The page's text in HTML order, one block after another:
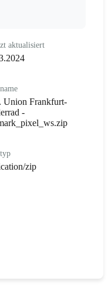
aktualisiert
Union Frankfurt-
-
zip